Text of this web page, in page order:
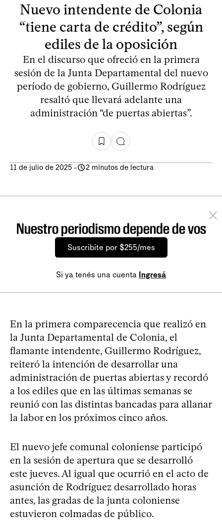
Nuevo intendente de Colonia
“tiene carta de crédito”, según
ediles de la oposición
En el discurso que ofreció en la primera
sesión de la Junta Departamental del nuevo
período de gobierno, Guillermo Rodríguez
resaltó que llevará adelante una
administración “de puertas abiertas”.
11 de julio de 2025 - 2 minutos de lectura
Nuestro periodismo depende de vos
Suscribite por $255/mes
Si ya tenés una cuenta Ingresá
En la primera comparecencia que realizó en
la Junta Departamental de Colonia, el
flamante intendente, Guillermo Rodríguez,
reiteró la intención de desarrollar una
administración de puertas abiertas y recordó
a los ediles que en las últimas semanas se
reunió con las distintas bancadas para allanar
la labor en los próximos cinco años.
El nuevo jefe comunal coloniense participó
en la sesión de apertura que se desarrolló
este jueves. Al igual que ocurrió en el acto de
asunción de Rodríguez desarrollado horas
antes, las gradas de la junta coloniense
estuvieron colmadas de público.